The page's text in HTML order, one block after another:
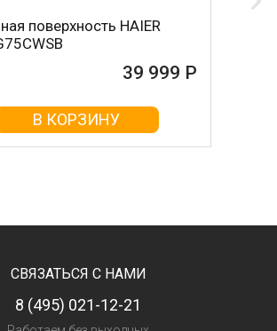
поверхность HAIER
39 999 Р
В КОРЗИНУ
СВЯЗАТЬСЯ С НАМИ
8 (495) 021-12-21